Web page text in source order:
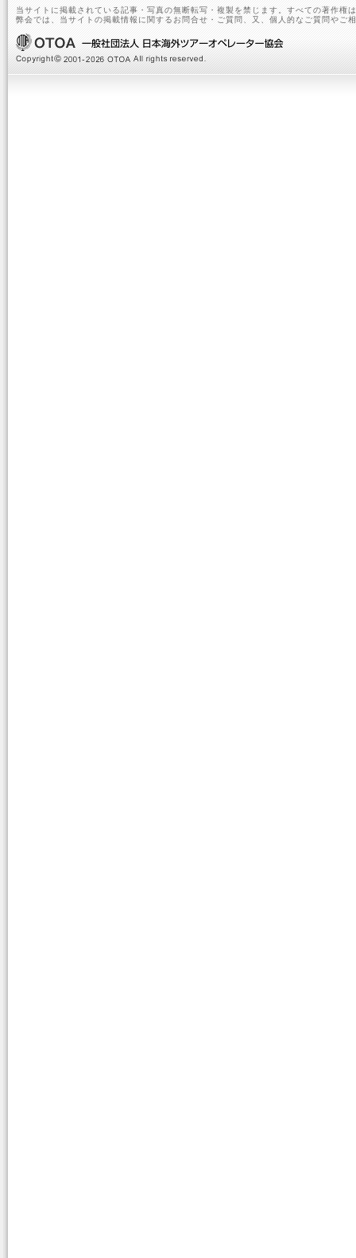
当サイトに掲載されている記事・写真の無断転写・複製を禁じます。すべての著作権
弊会では、当サイトの掲載情報に関するお問合せ・ご質問、又、個人的なご質問やご